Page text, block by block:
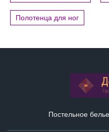
Полотенца для ног
Постельное